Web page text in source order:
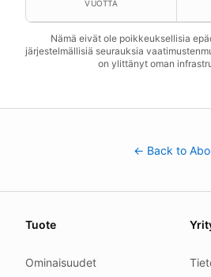
VUOTTA
Nämä eivät ole poikkeuksellisia
järjestelmällisiä seurauksia
on ylittänyt oman
← Back to
We update this page when our
Tuote
Ominaisuudet